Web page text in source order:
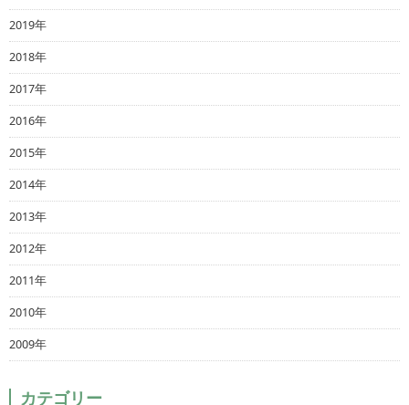
2019年
2018年
2017年
2016年
2015年
2014年
2013年
2012年
2011年
2010年
2009年
カテゴリー